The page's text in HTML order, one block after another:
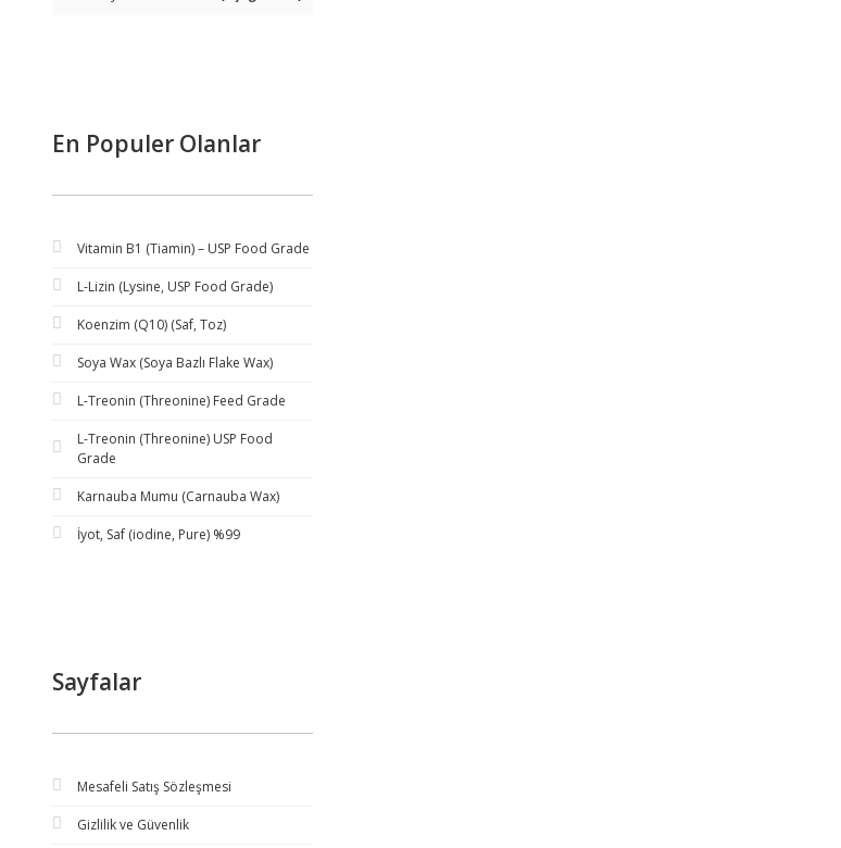
En Populer Olanlar
Vitamin B1 (Tiamin) – USP Food Grade
L-Lizin (Lysine, USP Food Grade)
Koenzim (Q10) (Saf, Toz)
Soya Wax (Soya Bazlı Flake Wax)
L-Treonin (Threonine) Feed Grade
L-Treonin (Threonine) USP Food
Grade
Karnauba Mumu (Carnauba Wax)
İyot, Saf (iodine, Pure) %99
Sayfalar
Mesafeli Satış Sözleşmesi
Gizlilik ve Güvenlik